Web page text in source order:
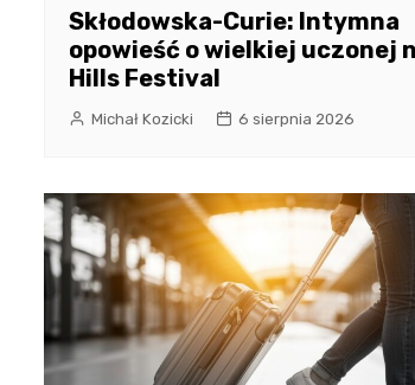
Skłodowska-Curie: Intymna
opowieść o wielkiej uczonej
Hills Festival
Michał Kozicki 6 sierpnia 2026